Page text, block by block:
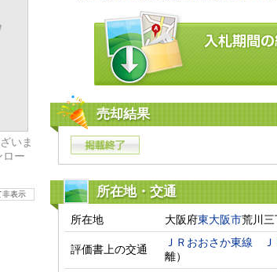
いま
ロー
非表示
売却結果
所在地・交通
所在地 大阪府東大阪市荒川三
評価書上の交通
ＪＲおおさか東線
離）